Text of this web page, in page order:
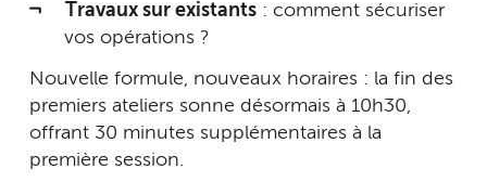
Travaux sur existants: comment sécuriser
vos opérations ?
Nouvelle formule, nouveaux horaires : la fin des
premiers ateliers sonne désormais à 10h30,
offrant 30 minutes supplémentaires à la
première session.